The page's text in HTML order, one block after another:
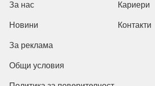
За нас Кариери
Новини Контакти
За реклама
Общи условия